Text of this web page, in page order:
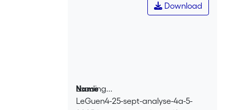
Loading...
Loading...
Download
Name
LeGuen4-25-sept-analyse-4a-5-